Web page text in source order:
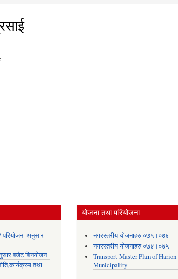
अनुसार
बजेट बिनयोजन
तथा
योजना तथा परियोजना
नगरस्तरीय योजनाहरु ०७५।०७६
नगरस्तरीय योजनाहरु ०७४।०७५
Transport Master Plan of Harion
Municipality